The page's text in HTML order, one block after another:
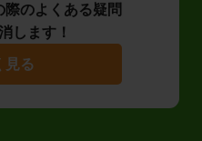
際のよくある疑問
します！
見る